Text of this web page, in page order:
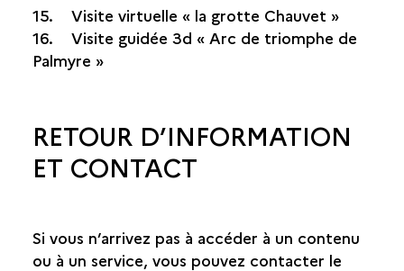
15. Visite virtuelle « la grotte Chauvet »
16. Visite guidée 3d « Arc de triomphe de
Palmyre »
RETOUR D’INFORMATION
ET CONTACT
Si vous n’arrivez pas à accéder à un contenu
ou à un service, vous pouvez contacter le